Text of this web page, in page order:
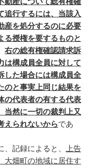
追行するには、当該入
産を処分するのに必要
る授権を要するものと
右の総有権確認請求訴
は構成員全員に対して
した場合には構成員全
のと事実上同じ結果を
の代表者の有する代表
当然に一切の裁判上又
えられないからであ
記録によると、
上告
大畑町の地域に居住す